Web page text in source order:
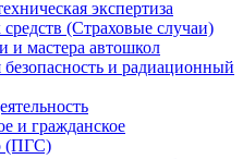
экспертиза
(Страховые случаи)
и мастера автошкол
и радиационный
и гражданское
(ПГС)